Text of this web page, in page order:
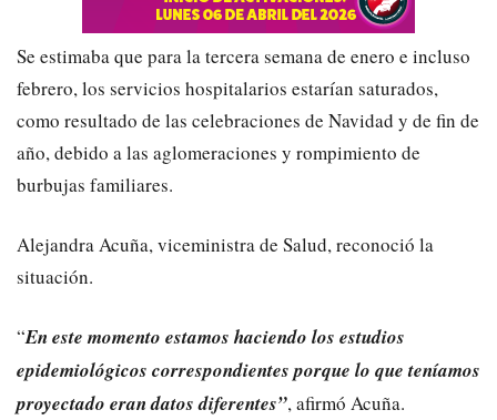
Se estimaba que para la tercera semana de enero e incluso
febrero, los servicios hospitalarios estarían saturados,
como resultado de las celebraciones de Navidad y de fin de
año, debido a las aglomeraciones y rompimiento de
burbujas familiares.
Alejandra Acuña, viceministra de Salud, reconoció la
situación.
“En este momento estamos haciendo los estudios
epidemiológicos correspondientes porque lo que teníamos
proyectado eran datos diferentes”, afirmó Acuña.